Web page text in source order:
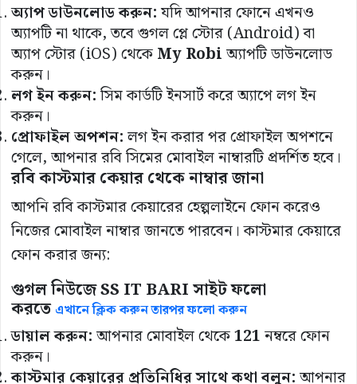
অ্যাপডাউনলোডকরুন:যদি আপনার ফোনে এখনও
অ্যাপটি না থাকে, তবে গুগল প্লে স্টোর (Android) বা
অ্যাপ স্টোর (iOS) থেকেMy Robiঅ্যাপটি ডাউনলোড
করুন।
লগইনকরুন:সিম কার্ডটি ইনসার্ট করে অ্যাপে লগ ইন
করুন।
প্রোফাইলঅপশন:লগ ইন করার পর প্রোফাইল অপশনে
গেলে, আপনার রবি সিমের মোবাইল নাম্বারটি প্রদর্শিত হবে।
রবিকাস্টমারকেয়ারথেকেনাম্বারজানা
আপনি রবি কাস্টমার কেয়ারের হেল্পলাইনে ফোন করেও
নিজের মোবাইল নাম্বার জানতে পারবেন। কাস্টমার কেয়ারে
ফোন করার জন্য:
গুগল নিউজে SS IT BARI সাইট ফলো
করতে এখানে ক্লিক করুন তারপর ফলো করুন
ডায়ালকরুন:আপনার মোবাইল থেকে121নম্বরে ফোন
করুন।
কাস্টমারকেয়ারেরপ্রতিনিধিরসাথেকথাবলুন:আপনার